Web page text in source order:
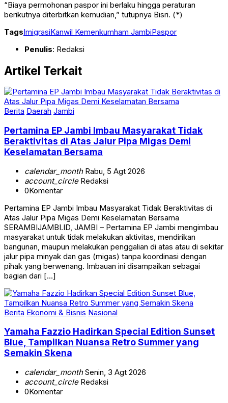
“Biaya permohonan paspor ini berlaku hingga peraturan
berikutnya diterbitkan kemudian,” tutupnya Bisri. (*)
TagsImigrasiKanwil Kemenkumham JambiPaspor
Penulis: Redaksi
Artikel Terkait
Berita Daerah Jambi
Pertamina EP Jambi Imbau Masyarakat Tidak
Beraktivitas di Atas Jalur Pipa Migas Demi
Keselamatan Bersama
calendar_monthRabu, 5 Agt 2026
account_circleRedaksi
0Komentar
Pertamina EP Jambi Imbau Masyarakat Tidak Beraktivitas di
Atas Jalur Pipa Migas Demi Keselamatan Bersama
SERAMBIJAMBI.ID, JAMBI – Pertamina EP Jambi mengimbau
masyarakat untuk tidak melakukan aktivitas, mendirikan
bangunan, maupun melakukan penggalian di atas atau di sekitar
jalur pipa minyak dan gas (migas) tanpa koordinasi dengan
pihak yang berwenang. Imbauan ini disampaikan sebagai
bagian dari […]
Berita Ekonomi & Bisnis Nasional
Yamaha Fazzio Hadirkan Special Edition Sunset
Blue, Tampilkan Nuansa Retro Summer yang
Semakin Skena
calendar_monthSenin, 3 Agt 2026
account_circleRedaksi
0Komentar